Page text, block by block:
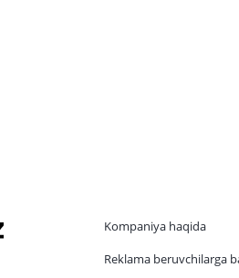
Kompaniya haqida
Reklama beruvchilarga